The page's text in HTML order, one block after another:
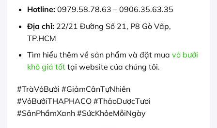
Hotline:0979.58.78.63 – 0906.35.63.35
Địa chỉ:22/21 Đường Số 21, P8 Gò Vấp,
TP.HCM
Tìm hiểu thêm về sản phẩm và đặt mua vỏ bưởi
khô giá tốttại website của chúng tôi.
#TràVỏBưởi #GiảmCânTựNhiên
#VỏBưởiTHAPHACO #ThảoDượcTươi
#SảnPhẩmXanh #SứcKhỏeMỗiNgày